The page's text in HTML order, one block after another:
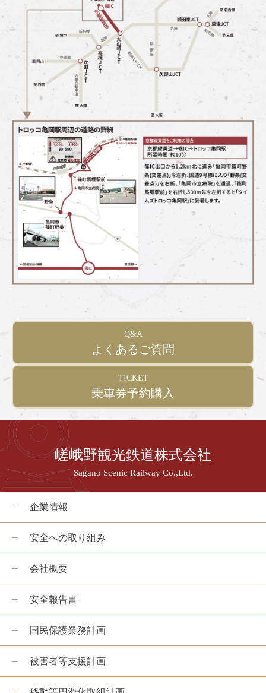
Q&A
よくあるご質問
TICKET
乗車券予約購入
嵯峨野観光鉄道株式会社
Sagano Scenic Railway Co.,Ltd.
企業情報
安全への取り組み
会社概要
安全報告書
国民保護業務計画
被害者等支援計画